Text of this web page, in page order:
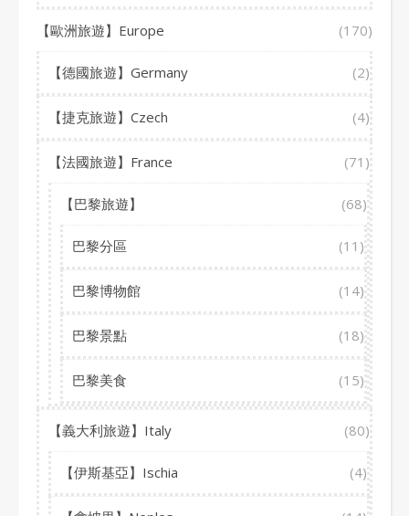
【歐洲旅遊】Europe (170)
【德國旅遊】Germany (2)
【捷克旅遊】Czech (4)
【法國旅遊】France (71)
【巴黎旅遊】 (68)
巴黎分區 (11)
巴黎博物館 (14)
巴黎景點 (18)
巴黎美食 (15)
【義大利旅遊】Italy (80)
【伊斯基亞】Ischia (4)